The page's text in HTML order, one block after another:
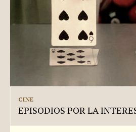
CINE
EPISODIOS POR LA